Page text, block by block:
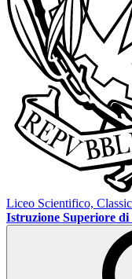
Liceo Scientifico,
Istruzione Superiore di